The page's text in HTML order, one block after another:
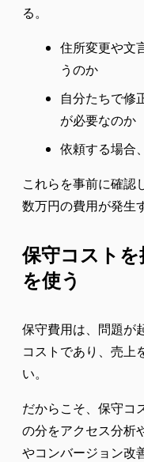
る。
住所変更や文
うのか
自分たちで修
が必要なのか
依頼する場合
これらを事前に確認
数万円の費用が発生
保守コスト
を使う
保守費用は、問題が
コストであり、売上
い。
だからこそ、保守コ
の分をアクセス分析
やコンバージョン改